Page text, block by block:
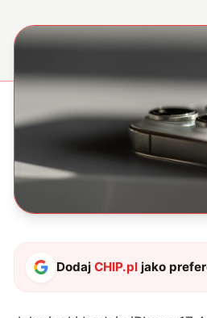
DodajCHIP.pl jako